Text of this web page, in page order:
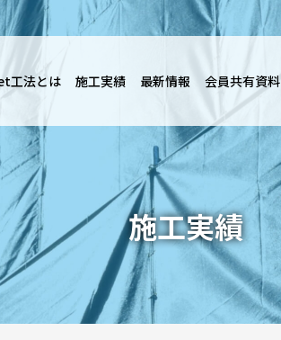
工法とは 施工実績 最新情報 会員共有資料
施工実績